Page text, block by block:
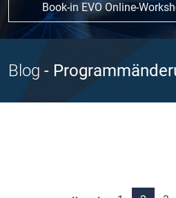
Book-in EVO Online-
Blog -